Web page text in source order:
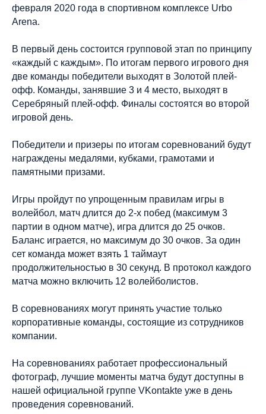
февраля 2020 года в спортивном комплексе Urbo
Arena.
В первый день состоится групповой этап по принципу
«каждый с каждым». По итогам первого игрового дня
две команды победители выходят в Золотой плей-
офф. Команды, занявшие 3 и 4 место, выходят в
Серебряный плей-офф. Финалы состоятся во второй
игровой день.
Победители и призеры по итогам соревнований будут
награждены медалями, кубками, грамотами и
памятными призами.
Игры пройдут по упрощенным правилам игры в
волейбол, матч длится до 2-х побед (максимум 3
партии в одном матче), игра длится до 25 очков.
Баланс играется, но максимум до 30 очков. За один
сет команда может взять 1 таймаут
продолжительностью в 30 секунд. В протокол каждого
матча можно включить 12 волейболистов.
В соревнованиях могут принять участие только
корпоративные команды, состоящие из сотрудников
компании.
На соревнованиях работает профессиональный
фотограф, лучшие моменты матча будут доступны в
нашей официальной группе VKontakte уже в день
проведения соревнований.